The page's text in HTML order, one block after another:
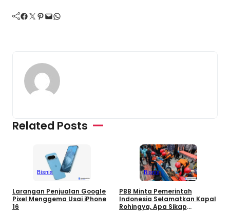
Facebook Twitter Pinterest Mail WhatsApp
Related Posts
Bisnis
Larangan Penjualan Google
Pixel Menggema Usai iPhone
16
Bisnis
PBB Minta Pemerintah
Indonesia Selamatkan Kapal
Rohingya, Apa Sikap